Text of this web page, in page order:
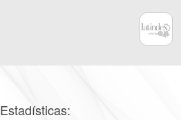
Estadísticas: